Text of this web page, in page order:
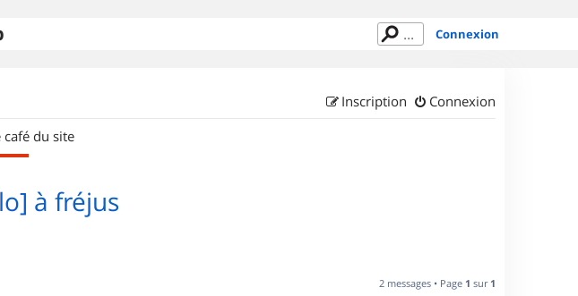
Connexion
Connexion
Inscription
café du site
à fréjus
2 messages • Page 1 sur 1